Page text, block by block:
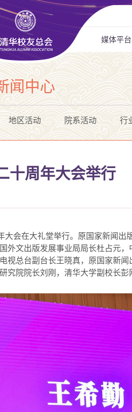
媒体平台
闻中心
地区活动 院系活动 行
十周年大会举行
大会在大礼堂举行。原国家新闻出
外文出版发展事业局局长杜占元
视总台副台长王晓真，原国家新
究院院长刘刚，清华大学副校长彭